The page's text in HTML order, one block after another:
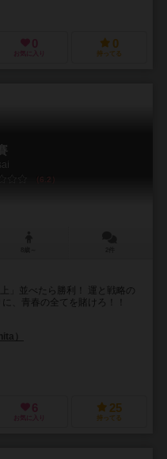
0
お気に入り
0
持ってる
6.2
」並べたら勝利！ 運と戦略の
、青春の全てを賭けろ！！
）
6
お気に入り
25
持ってる